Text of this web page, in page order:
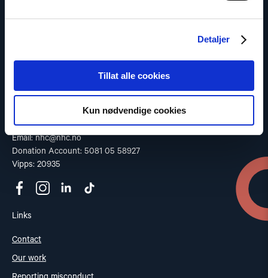
Detaljer
Tillat alle cookies
Kun nødvendige cookies
is crucial for maintaining peace and cooperation between states.
Address: St. Olavs gate 25, 0166 OSLO
Post: Postboks 357 Sentrum, 0101 OSLO
Phone: +47 953 32 235
Email:nhc@nhc.no
Donation Account: 5081 05 58927
Vipps: 20935
Links
Contact
Our work